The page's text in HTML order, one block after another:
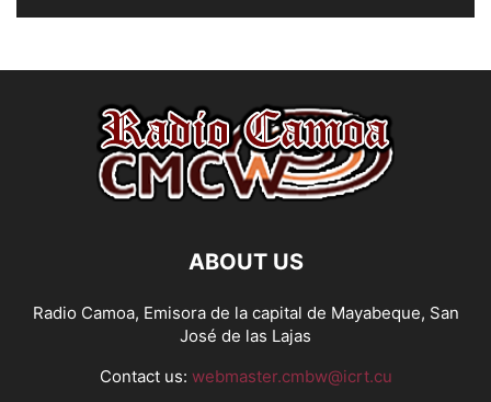
ABOUT US
Radio Camoa, Emisora de la capital de Mayabeque, San
José de las Lajas
Contact us: webmaster.cmbw@icrt.cu